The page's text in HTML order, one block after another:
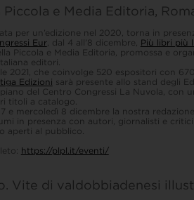
e Media Editoria,
per un’edizione nel 2020, torna in
Eur , dal 4 all’8 dicembre, Più libri più
Piccola e Media Editoria, promossa e
editori.
2021, che coinvolge 520 espositori con 670
Edizioni sarà presente allo stand degli
del Centro Congressi La Nuvola, con
titoli a catalogo.
e mercoledì 8 dicembre la nostra redazione
in presenza con autori, giornalisti e critici
aperti al pubblico.
https://plpl.it/eventi/
Vite di valdobbiadenesi